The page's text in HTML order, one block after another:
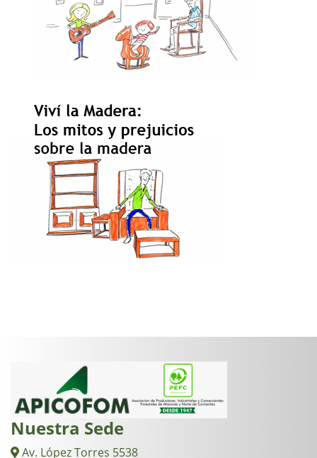
Nuestra Sede
Av. López Torres 5538